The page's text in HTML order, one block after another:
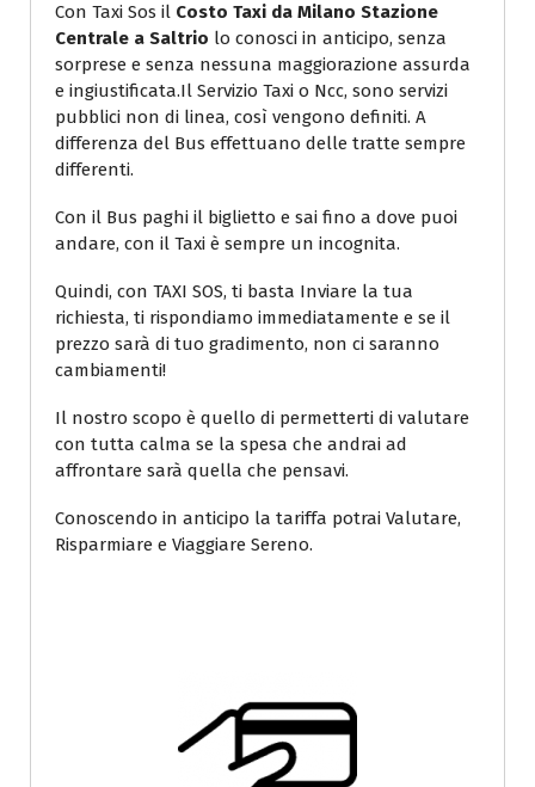
Con Taxi Sos il Costo Taxi da Milano Stazione
Centrale a Saltrio lo conosci in anticipo, senza
sorprese e senza nessuna maggiorazione assurda
e ingiustificata.Il Servizio Taxi o Ncc, sono servizi
pubblici non di linea, così vengono definiti. A
differenza del Bus effettuano delle tratte sempre
differenti.
Con il Bus paghi il biglietto e sai fino a dove puoi
andare, con il Taxi è sempre un incognita.
Quindi, con TAXI SOS, ti basta Inviare la tua
richiesta, ti rispondiamo immediatamente e se il
prezzo sarà di tuo gradimento, non ci saranno
cambiamenti!
Il nostro scopo è quello di permetterti di valutare
con tutta calma se la spesa che andrai ad
affrontare sarà quella che pensavi.
Conoscendo in anticipo la tariffa potrai Valutare,
Risparmiare e Viaggiare Sereno.